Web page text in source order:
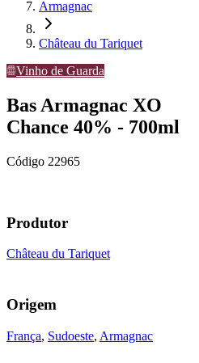
Armagnac
Château du Tariquet
Vinho de Guarda
Bas Armagnac XO
Chance 40% - 700ml
Código 22965
Produtor
Château du Tariquet
Origem
França, Sudoeste, Armagnac